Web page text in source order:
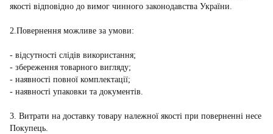
якості відповідно до вимог чинного законодавства України.
2.Повернення можливе за умови:
- відсутності слідів використання;
- збереження товарного вигляду;
- наявності повної комплектації;
- наявності упаковки та документів.
3. Витрати на доставку товару належної якості при поверненні несе
Покупець.